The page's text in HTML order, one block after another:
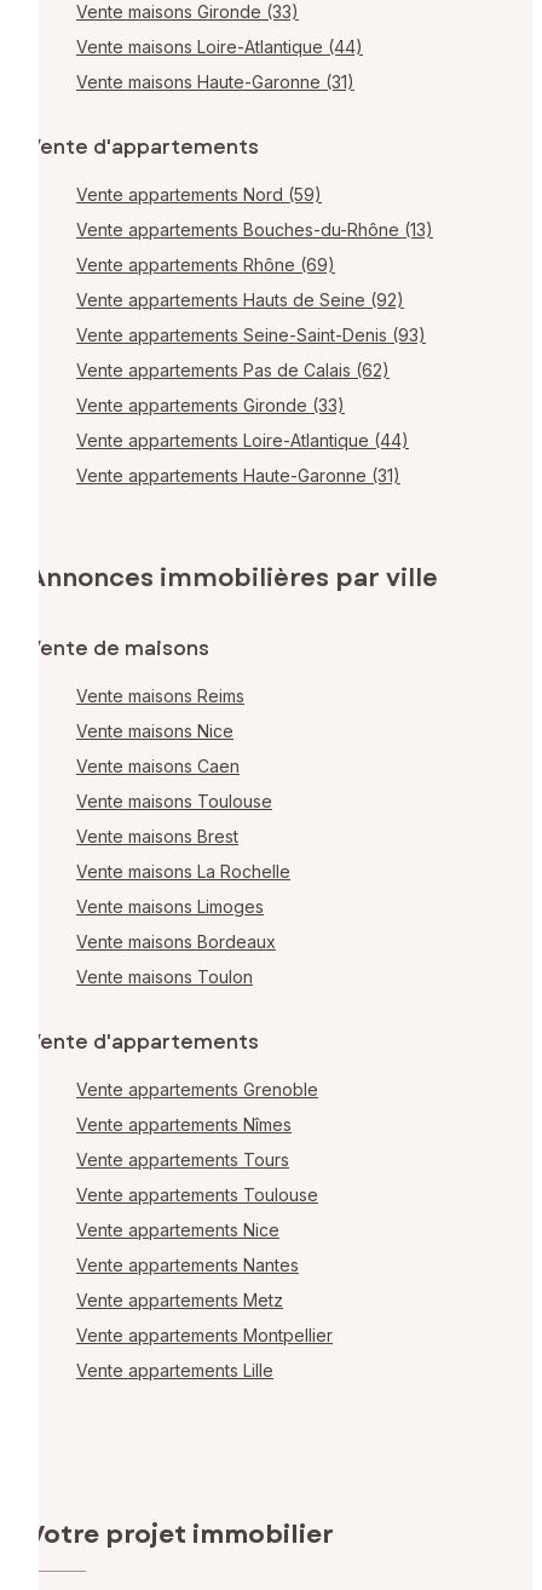
Vente maisons Gironde (33)
Vente maisons Loire-Atlantique (44)
Vente maisons Haute-Garonne (31)
Vente d'appartements
Vente appartements Nord (59)
Vente appartements Bouches-du-Rhône (13)
Vente appartements Rhône (69)
Vente appartements Hauts de Seine (92)
Vente appartements Seine-Saint-Denis (93)
Vente appartements Pas de Calais (62)
Vente appartements Gironde (33)
Vente appartements Loire-Atlantique (44)
Vente appartements Haute-Garonne (31)
Annonces immobilières par ville
Vente de maisons
Vente maisons Reims
Vente maisons Nice
Vente maisons Caen
Vente maisons Toulouse
Vente maisons Brest
Vente maisons La Rochelle
Vente maisons Limoges
Vente maisons Bordeaux
Vente maisons Toulon
Vente d'appartements
Vente appartements Grenoble
Vente appartements Nîmes
Vente appartements Tours
Vente appartements Toulouse
Vente appartements Nice
Vente appartements Nantes
Vente appartements Metz
Vente appartements Montpellier
Vente appartements Lille
Votre projet immobilier